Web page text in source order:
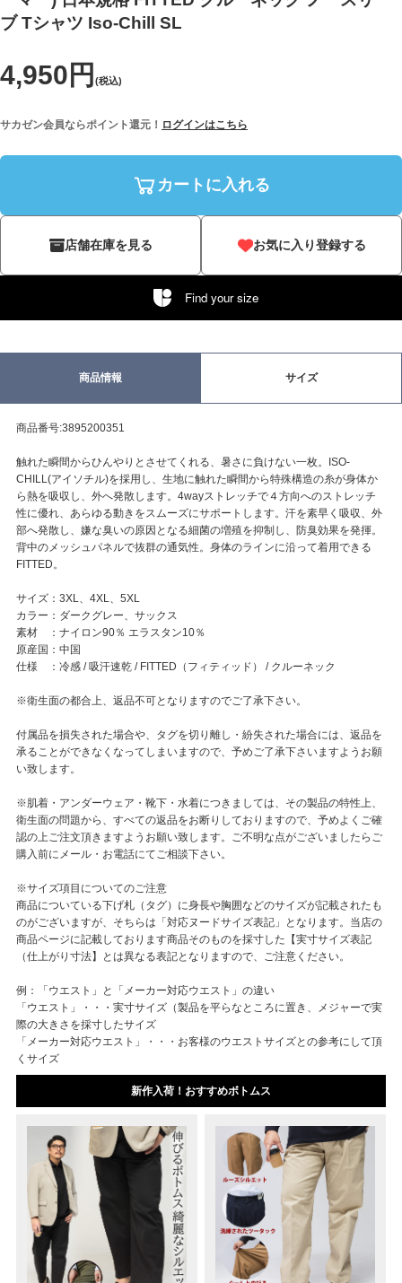
ブ Tシャツ Iso-Chill SL
4,950円 (税込)
サカゼン会員ならポイント還元！ ログインはこちら
カートに入れる
店舗在庫を見る お気に入り登録する
Find your size
商品情報 サイズ
商品番号:3895200351
触れた瞬間からひんやりとさせてくれる、暑さに負けない一枚。ISO-
CHILL(アイソチル)を採用し、生地に触れた瞬間から特殊構造の糸が身体か
ら熱を吸収し、外へ発散します。4wayストレッチで４方向へのストレッチ
性に優れ、あらゆる動きをスムーズにサポートします。汗を素早く吸収、外
部へ発散し、嫌な臭いの原因となる細菌の増殖を抑制し、防臭効果を発揮。
背中のメッシュパネルで抜群の通気性。身体のラインに沿って着用できる
FITTED。
サイズ：3XL、4XL、5XL
カラー：ダークグレー、サックス
素材 ：ナイロン90％ エラスタン10％
原産国：中国
仕様 ：冷感 / 吸汗速乾 / FITTED（フィティッド） / クルーネック
※衛生面の都合上、返品不可となりますのでご了承下さい。
付属品を損失された場合や、タグを切り離し・紛失された場合には、返品を
承ることができなくなってしまいますので、予めご了承下さいますようお願
い致します。
※肌着・アンダーウェア・靴下・水着につきましては、その製品の特性上、
衛生面の問題から、すべての返品をお断りしておりますので、予めよくご確
認の上ご注文頂きますようお願い致します。ご不明な点がございましたらご
購入前にメール・お電話にてご相談下さい。
※サイズ項目についてのご注意
商品についている下げ札（タグ）に身長や胸囲などのサイズが記載されたも
のがございますが、そちらは「対応ヌードサイズ表記」となります。当店の
商品ページに記載しております商品そのものを採寸した【実寸サイズ表記
（仕上がり寸法】とは異なる表記となりますので、ご注意ください。
例：「ウエスト」と「メーカー対応ウエスト」の違い
「ウエスト」・・・実寸サイズ（製品を平らなところに置き、メジャーで実
際の大きさを採寸したサイズ
「メーカー対応ウエスト」・・・お客様のウエストサイズとの参考にして頂
くサイズ
新作入荷！おすすめボトムス